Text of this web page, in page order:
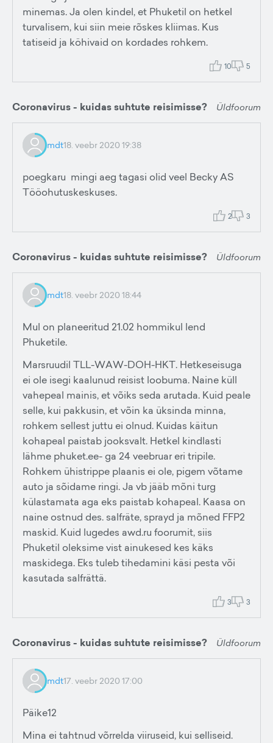
minemas. Ja olen kindel, et Phuketil on hetkel
turvalisem, kui siin meie rõskes kliimas. Kus
tatiseid ja köhivaid on kordades rohkem.
10 5
Coronavirus - kuidas suhtute reisimisse? Üldfoorum
mdt18. veebr 2020 19:38
poegkaru mingi aeg tagasi olid veel Becky AS
Tööohutuskeskuses.
2 3
Coronavirus - kuidas suhtute reisimisse? Üldfoorum
mdt18. veebr 2020 18:44
Mul on planeeritud 21.02 hommikul lend
Phuketile.
Marsruudil TLL-WAW-DOH-HKT. Hetkeseisuga
ei ole isegi kaalunud reisist loobuma. Naine küll
vahepeal mainis, et võiks seda arutada. Kuid peale
selle, kui pakkusin, et võin ka üksinda minna,
rohkem sellest juttu ei olnud. Kuidas käitun
kohapeal paistab jooksvalt. Hetkel kindlasti
lähme phuket.ee- ga 24 veebruar eri tripile.
Rohkem ühistrippe plaanis ei ole, pigem võtame
auto ja sõidame ringi. Ja vb jääb mõni turg
külastamata aga eks paistab kohapeal. Kaasa on
naine ostnud des. salfräte, sprayd ja mõned FFP2
maskid. Kuid lugedes awd.ru foorumit, siis
Phuketil oleksime vist ainukesed kes käks
maskidega. Eks tuleb tihedamini käsi pesta või
kasutada salfrättä.
3 3
Coronavirus - kuidas suhtute reisimisse? Üldfoorum
mdt17. veebr 2020 17:00
Päike12
Mina ei tahtnud võrrelda viiruseid, kui selliseid.